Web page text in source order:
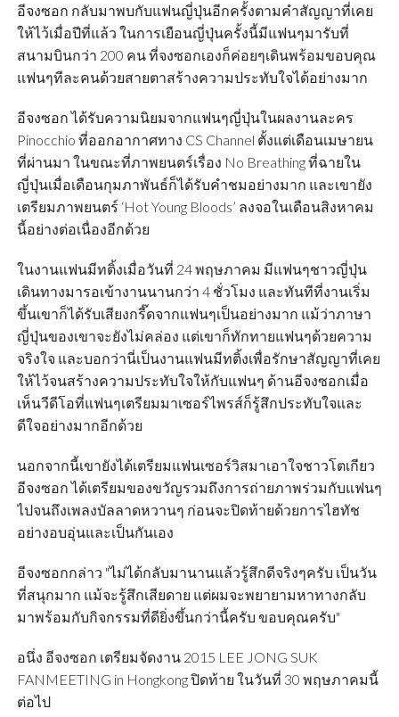
อีจงซอก กลับมาพบกับแฟนญี่ปุ่นอีกครั้งตามคำสัญญาที่เคย
ให้ไว้เมื่อปีที่แล้ว ในการเยือนญี่ปุ่นครั้งนี้มีแฟนๆมารับที่
สนามบินกว่า 200 คน ที่จงซอกเองก็ค่อยๆเดินพร้อมขอบคุณ
แฟนๆทีละคนด้วยสายตาสร้างความประทับใจได้อย่างมาก
อีจงซอก ได้รับความนิยมจากแฟนๆญี่ปุ่นในผลงานละคร
Pinocchio ที่ออกอากาศทาง CS Channel ตั้งแต่เดือนเมษายน
ที่ผ่านมา ในขณะที่ภาพยนตร์เรื่อง No Breathing ที่ฉายใน
ญี่ปุ่นเมื่อเดือนกุมภาพันธ์ก็ได้รับคำชมอย่างมาก และเขายัง
เตรียมภาพยนตร์ ‘Hot Young Bloods’ ลงจอในเดือนสิงหาคม
นี้อย่างต่อเนื่องอีกด้วย
ในงานแฟนมีทติ้งเมื่อวันที่ 24 พฤษภาคม มีแฟนๆชาวญี่ปุ่น
เดินทางมารอเข้างานนานกว่า 4 ชั่วโมง และทันทีที่งานเริ่ม
ขึ้นเขาก็ได้รับเสียงกรี๊ดจากแฟนๆเป็นอย่างมาก แม้ว่าภาษา
ญี่ปุ่นของเขาจะยังไม่คล่อง แต่เขาก็ทักทายแฟนๆด้วยความ
จริงใจ และบอกว่านี่เป็นงานแฟนมีทติ้งเพื่อรักษาสัญญาที่เคย
ให้ไว้จนสร้างความประทับใจให้กับแฟนๆ ด้านอีจงซอกเมื่อ
เห็นวีดีโอที่แฟนๆเตรียมมาเซอร์ไพรส์ก็รู้สึกประทับใจและ
ดีใจอย่างมากอีกด้วย
นอกจากนี้เขายังได้เตรียมแฟนเซอร์วิสมาเอาใจชาวโตเกียว
อีจงซอก ได้เตรียมของขวัญรวมถึงการถ่ายภาพร่วมกับแฟนๆ
ไปจนถึงเพลงบัลลาดหวานๆ ก่อนจะปิดท้ายด้วยการไฮทัช
อย่างอบอุ่นและเป็นกันเอง
อีจงซอกกล่าว "ไม่ได้กลับมานานแล้วรู้สึกดีจริงๆครับ เป็นวัน
ที่สนุกมาก แม้จะรู้สึกเสียดาย แต่ผมจะพยายามหาทางกลับ
มาพร้อมกับกิจกรรมที่ดียิ่งขึ้นกว่านี้ครับ ขอบคุณครับ"
อนึ่ง อีจงซอก เตรียมจัดงาน 2015 LEE JONG SUK
FANMEETING in Hongkong ปิดท้าย ในวันที่ 30 พฤษภาคมนี้
ต่อไป